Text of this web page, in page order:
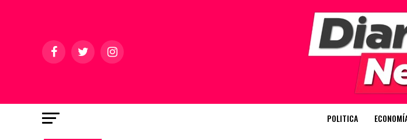
POLITICA